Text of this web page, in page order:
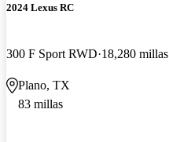
2024 Lexus RC
300 F Sport RWD 18,280 millas
Plano, TX
83 millas